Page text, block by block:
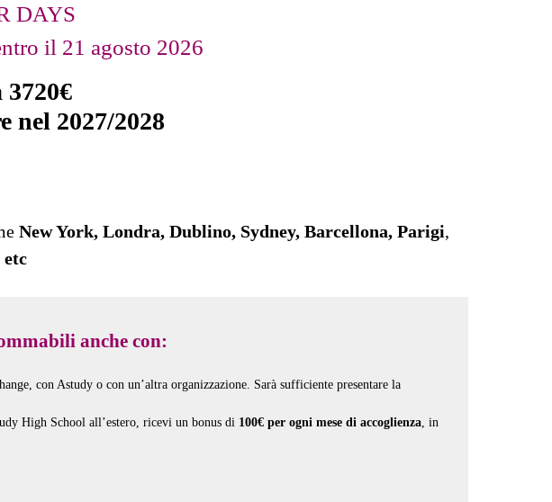
DAYS
il 21 agosto 2026
nel 2027/2028
New York, Londra, Dublino, Sydney, Barcellona, Parigi,
anche con:
con Astudy o con un’altra organizzazione. Sarà sufficiente presentare la
High School all’estero, ricevi un bonus di 100€ per ogni mese di accoglienza , in